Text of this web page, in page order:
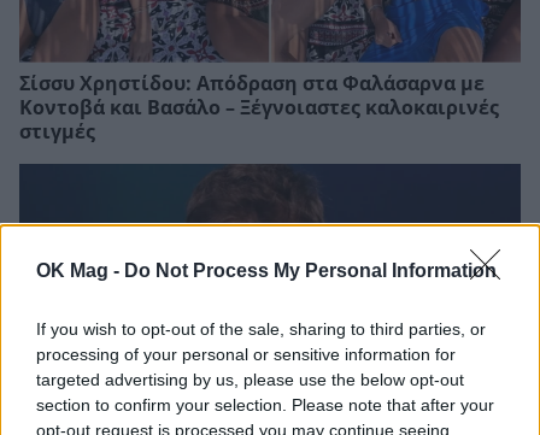
OK Mag - Do Not Process My Personal Information
If you wish to opt-out of the sale, sharing to third parties, or
processing of your personal or sensitive information for
targeted advertising by us, please use the below opt-out
section to confirm your selection. Please note that after your
opt-out request is processed you may continue seeing
Σίσσυ Χρηστίδου: Απόδραση στα Φαλάσαρνα με
Κοντοβά και Βασάλο – Ξέγνοιαστες καλοκαιρινές
στιγμές